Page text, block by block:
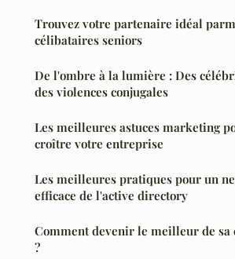
Trouvez votre partenaire idéal
célibataires seniors
De l'ombre à la lumière : Des
des violences conjugales
Les meilleures astuces marketing
croître votre entreprise
Les meilleures pratiques pour un
efficace de l'active directory
Comment devenir le meilleur de sa
?